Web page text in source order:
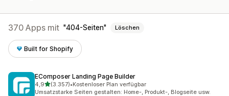
370 Apps mit 404-Seiten Löschen
Built for Shopify
EComposer Landing Page Builder
4,9von 5 Sternen
(3.357)
3357 Rezensionen insgesamt
•Kostenloser Plan verfügbar
Umsatzstarke Seiten gestalten: Home-, Produkt-, Blogseite usw.